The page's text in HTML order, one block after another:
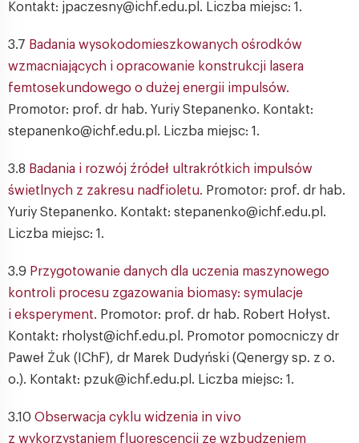
Kontakt: jpaczesny@ichf.edu.pl. Liczba miejsc: 1.
3.7 Badania wysokodomieszkowanych ośrodków
wzmacniających i opracowanie konstrukcji lasera
femtosekundowego o dużej energii impulsów.
Promotor: prof. dr hab. Yuriy Stepanenko. Kontakt:
stepanenko@ichf.edu.pl. Liczba miejsc: 1.
3.8 Badania i rozwój źródeł ultrakrótkich impulsów
świetlnych z zakresu nadfioletu. Promotor: prof. dr hab.
Yuriy Stepanenko. Kontakt: stepanenko@ichf.edu.pl.
Liczba miejsc: 1.
3.9 Przygotowanie danych dla uczenia maszynowego
kontroli procesu zgazowania biomasy: symulacje
i eksperyment. Promotor: prof. dr hab. Robert Hołyst.
Kontakt: rholyst@ichf.edu.pl. Promotor pomocniczy dr
Paweł Żuk (IChF), dr Marek Dudyński (Qenergy sp. z o.
o.). Kontakt: pzuk@ichf.edu.pl. Liczba miejsc: 1.
3.10 Obserwacja cyklu widzenia in vivo
z wykorzystaniem fluorescencji ze wzbudzeniem